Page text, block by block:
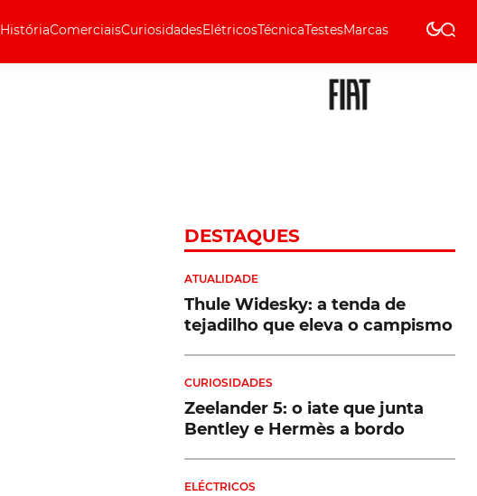
HistóriaComerciaisCuriosidadesElétricosTécnicaTestesMarcas
DESTAQUES
ATUALIDADE
Thule Widesky: a tenda de
tejadilho que eleva o campismo
CURIOSIDADES
Zeelander 5: o iate que junta
Bentley e Hermès a bordo
ELÉCTRICOS